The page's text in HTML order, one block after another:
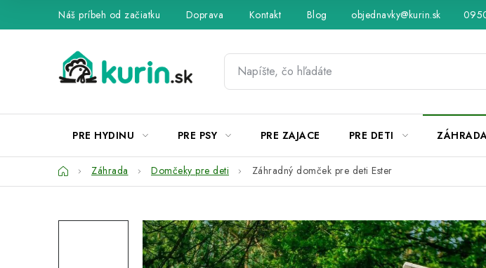
Náš príbeh od začiatku Doprava Kontakt Blog Hodnotenie obchodu
objednavky@kurin.sk
PRE HYDINU PRE PSY PRE ZAJACE PRE DETI
DomovZáhrada Domčeky pre deti Záhradný domček pre deti Ester